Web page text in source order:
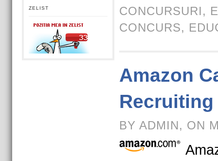
ZELIST
CONCURSURI,
CONCURS,
Amazon
Recruiting
BY ADMIN, ON